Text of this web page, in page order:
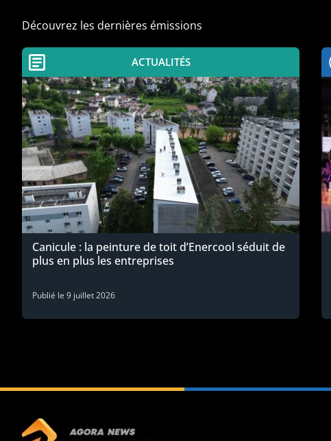
Découvrez les dernières émissions
ACTUALITÉS
Canicule : la peinture de toit d’Enercool séduit de
plus en plus les entreprises
Publié le 9 juillet 2026